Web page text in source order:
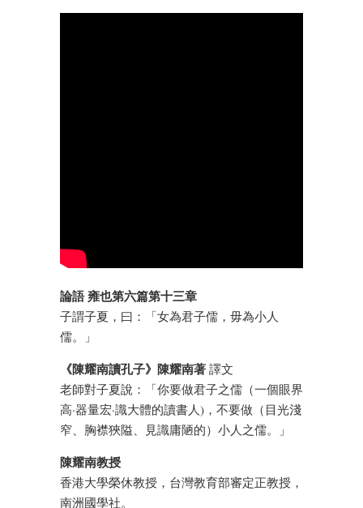
論語 雍也第六篇第十三章
子謂子夏，曰：「女為君子儒，毋為小人
儒。」
《陳耀南讀孔子》陳耀南著 譯文
老師對子夏說：「你要做君子之儒（一個眼界
高·器量宏·識大體的讀書人)，不要做（目光淺
窄、胸襟狹隘、見識庸陋的）小人之儒。」
陳耀南教授
香港大學榮休教授，台灣教育部審定正教授，
南洲國學社。